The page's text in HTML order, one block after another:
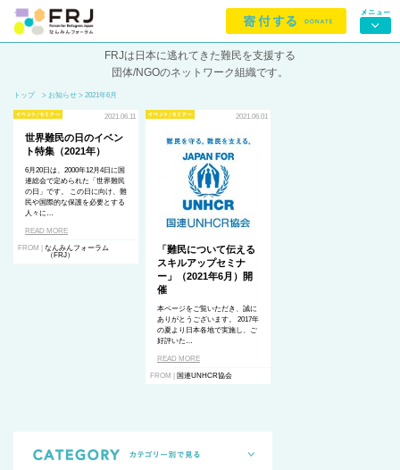
FRJは日本に逃れてきた難民を支援する
団体/NGOのネットワーク組織です。
トップ > お知らせ > 2021年6月
2021.06.11
世界難民の日のイベン
ト特集（2021年）
6月20日は、2000年12月4日に国
連総会で定められた「世界難民
の日」です。 この日に向け、難
民や国際的な保護を必要とする
人々に…
READ MORE
FROM | なんみんフォーラム
（FRJ）
2021.06.01
「難民について伝える
スキルアップセミナ
ー」（2021年6月）開
催
本ページをご覧いただき、誠に
ありがとうございます。 2017年
の夏より日本各地で実施し、ご
好評いた…
READ MORE
FROM | 国連UNHCR協会